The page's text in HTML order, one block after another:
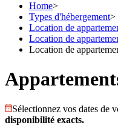
Home>
Types d'hébergement>
Location de
Location de
Location de
Sélectionnez vos dates de
disponibilité exacts.